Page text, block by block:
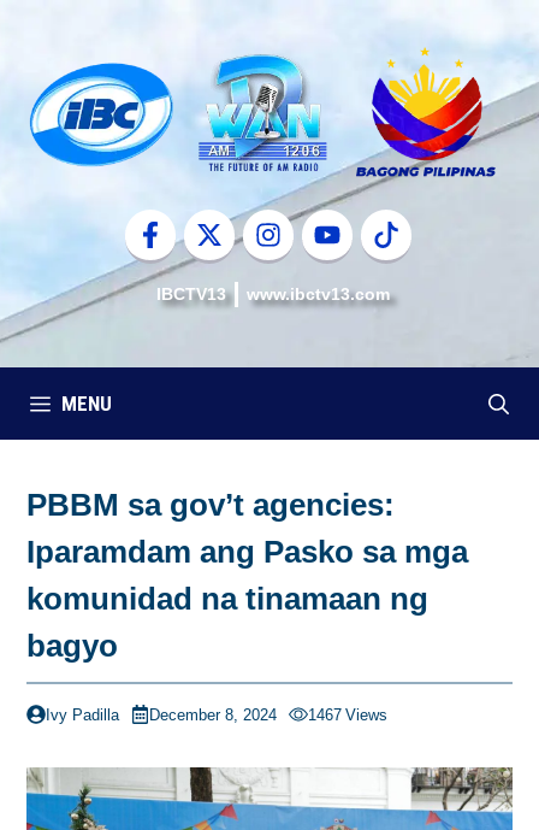
content
IBCTV13 www.ibctv13.com
MENU
PBBM sa gov’t agencies:
Iparamdam ang Pasko sa mga
komunidad na tinamaan ng
bagyo
Ivy Padilla December 8, 2024 1467 Views